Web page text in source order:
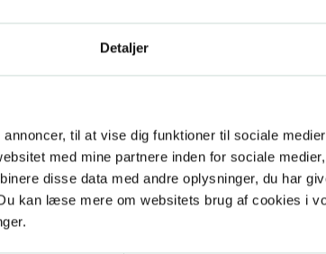
Detaljer
til at vise dig funktioner til sociale
med mine partnere inden for sociale
disse data med andre oplysninger, du har
kan læse mere om websitets brug af cookies i